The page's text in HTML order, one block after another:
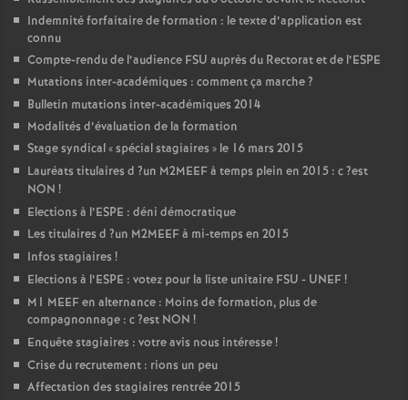
Indemnité forfaitaire de formation : le texte d’application est
connu
Compte-rendu de l’audience FSU auprès du Rectorat et de l’ESPE
Mutations inter-académiques : comment ça marche?
Bulletin mutations inter-académiques 2014
Modalités d’évaluation de la formation
Stage syndical «spécial stagiaires » le 16 mars 2015
Lauréats titulaires d ?un M2MEEFà temps plein en 2015 : c?est
NON !
Elections à l’ESPE : déni démocratique
Les titulaires d ?un M2MEEFà mi-temps en 2015
Infos stagiaires !
Elections à l’ESPE : votez pour la liste unitaire FSU - UNEF!
M1 MEEFen alternance : Moins de formation, plus de
compagnonnage : c?est NON !
Enquête stagiaires : votre avis nous intéresse!
Crise du recrutement : rions un peu
Affectation des stagiaires rentrée 2015